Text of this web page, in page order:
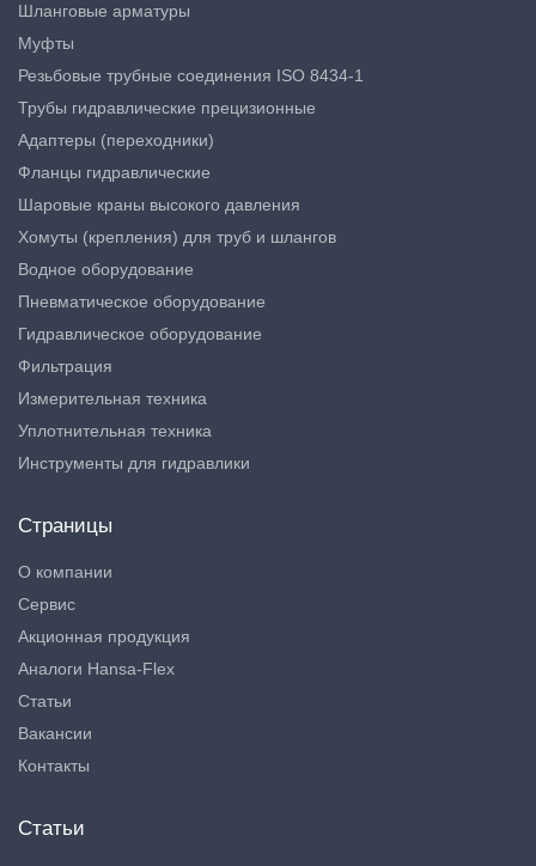
Шланговые арматуры
Муфты
Резьбовые трубные соединения ISO 8434-1
Трубы гидравлические прецизионные
Адаптеры (переходники)
Фланцы гидравлические
Шаровые краны высокого давления
Хомуты (крепления) для труб и шлангов
Водное оборудование
Пневматическое оборудование
Гидравлическое оборудование
Фильтрация
Измерительная техника
Уплотнительная техника
Инструменты для гидравлики
Страницы
О компании
Сервис
Акционная продукция
Аналоги Hansa-Flex
Статьи
Вакансии
Контакты
Статьи